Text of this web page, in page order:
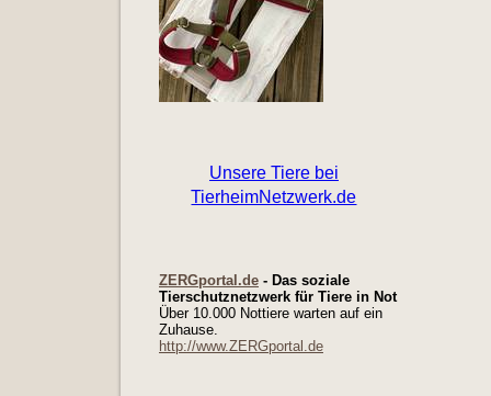
ZERGportal.de - Das soziale
Tierschutznetzwerk für Tiere in Not
Über 10.000 Nottiere warten auf ein
Zuhause.
http://www.ZERGportal.de